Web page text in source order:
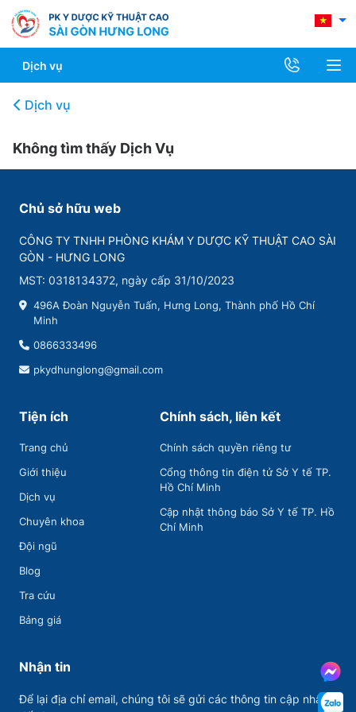
Dịch vụ
Dịch vụ
Không tìm thấy Dịch Vụ
Chủ sở hữu web
CÔNG TY TNHH PHÒNG KHÁM Y DƯỢC KỸ THUẬT CAO SÀI
GÒN - HƯNG LONG
MST: 0318134372, ngày cấp 31/10/2023
496A Đoàn Nguyễn Tuấn, Hưng Long, Thành phố Hồ Chí
Minh
0866333496
pkydhunglong@gmail.com
Tiện ích
Trang chủ
Giới thiệu
Dịch vụ
Chuyên khoa
Đội ngũ
Blog
Tra cứu
Bảng giá
Chính sách, liên kết
Chính sách quyền riêng tư
Cổng thông tin điện tử Sở Y tế TP.
Hồ Chí Minh
Cập nhật thông báo Sở Y tế TP. Hồ
Chí Minh
Nhận tin
Để lại địa chỉ email, chúng tôi sẽ gửi các thông tin cập nhập